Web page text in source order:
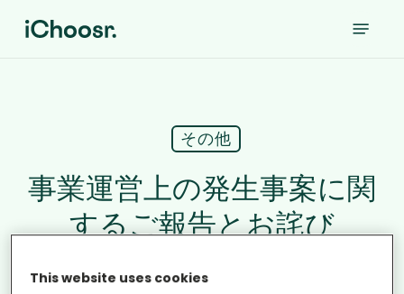
その他
事業運営上の発生事案に関
するご報告とお詫び
This website uses cookies